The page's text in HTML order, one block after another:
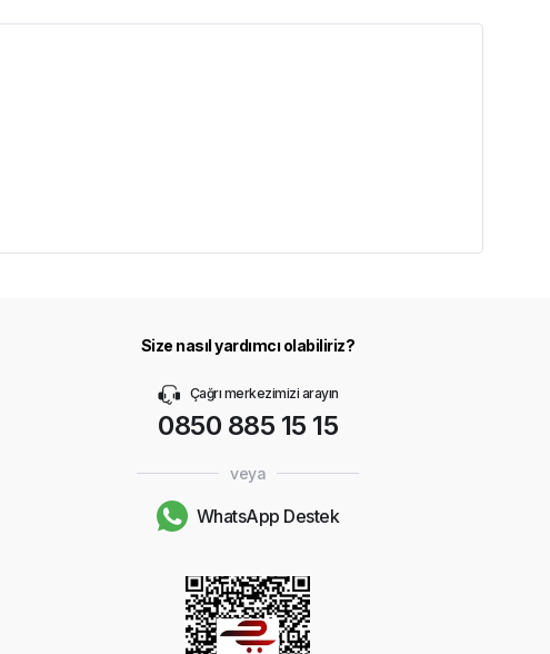
Size nasıl yardımcı olabiliriz?
Çağrı merkezimizi arayın
0850 885 15 15
veya
WhatsApp Destek